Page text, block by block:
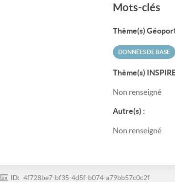
Mots-clés
Thème(s)
DONNÉES DE BASE
Thème(s)
Non renseigné
Autre(s) :
Non renseigné
ID: 4f728be7-bf35-4d5f-b074-a79bb57c0c2f